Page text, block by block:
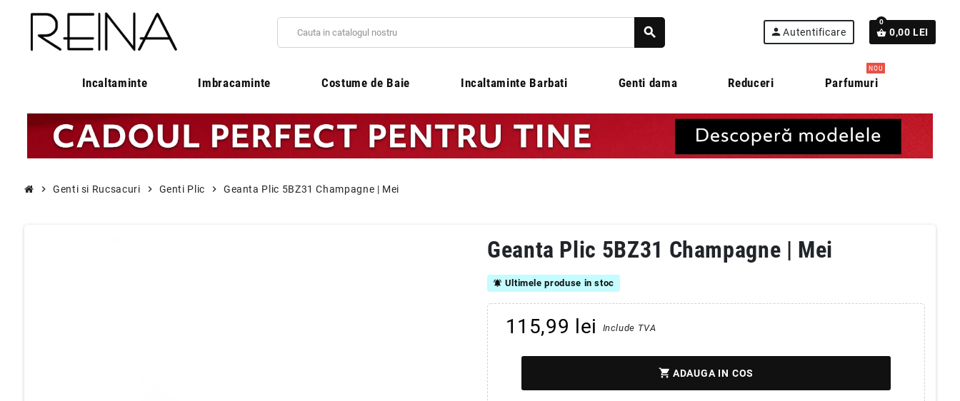
search person Autentificare shopping_basket
0
0,00 LEI
Incaltaminte Imbracaminte Costume de Baie Incaltaminte Barbati Genti dama Reduceri Parfumuri
NOU
chevron_right Genti si Rucsacuri chevron_right Genti Plic chevron_right Geanta Plic 5BZ31 Champagne | Mei
Geanta Plic 5BZ31 Champagne | Mei
notifications_active Ultimele produse in stoc
115,99 lei Include TVA
shopping_cart ADAUGA IN COS